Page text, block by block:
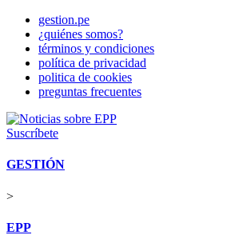
gestion.pe
¿quiénes somos?
términos y condiciones
política de privacidad
politica de cookies
preguntas frecuentes
Suscríbete
GESTIÓN
>
EPP